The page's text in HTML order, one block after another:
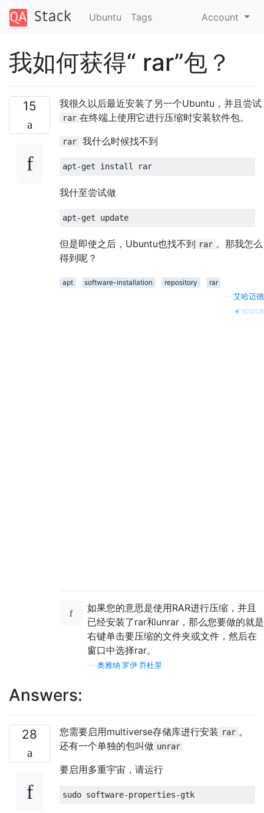
Ubuntu Tags Account
我如何获得“ rar”包？
15 我很久以后最近安装了另一个Ubuntu，并且尝试
rar 在终端上使用它进行压缩时安装软件包。
rar 我什么时候找不到
我什至尝试做
但是即使之后，Ubuntu也找不到 rar 。那我怎么
得到呢？
apt software-installation repository
rar
艾哈迈德
source
如果您的意思是使用RAR进行压缩，并且
已经安装了rar和unrar，那么您要做的就是
右键单击要压缩的文件夹或文件，然后在
窗口中选择rar。
奥雅纳·罗伊·乔杜里
Answers:
28 您需要启用multiverse存储库进行安装 rar 。
还有一个单独的包叫做 unrar
要启用多重宇宙，请运行